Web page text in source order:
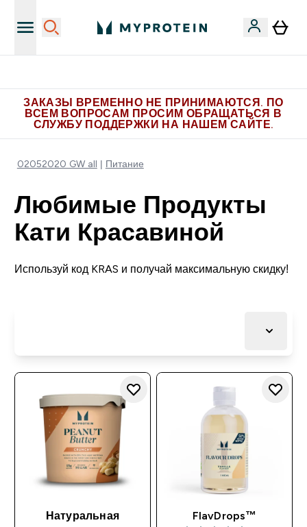
ЗАКАЗЫ ВРЕМЕННО НЕ ПРИНИМАЮТСЯ. ПО
ВСЕМ ВОПРОСАМ ПРОСИМ ОБРАЩАТЬСЯ В
СЛУЖБУ ПОДДЕРЖКИ НА НАШЕМ САЙТЕ.
02052020 GW all Питание
Любимые Продукты
Кати Красавиной
Используй код KRAS и получай максимальную скидку!
Натуральная
FlavDrops™